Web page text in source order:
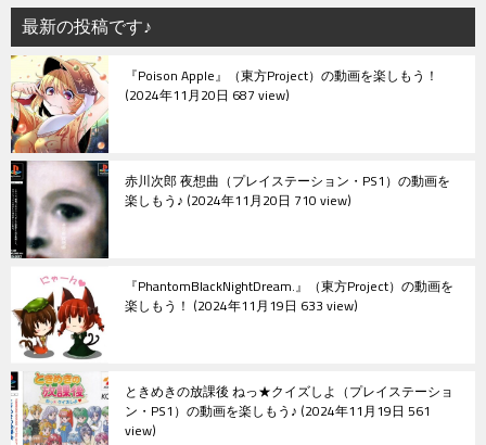
最新の投稿です♪
『Poison Apple』（東方Project）の動画を楽しもう！
2024年11月20日 687 view
赤川次郎 夜想曲（プレイステーション・PS1）の動画を
楽しもう♪ 2024年11月20日 710 view
『PhantomBlackNightDream.』（東方Project）の動画を
楽しもう！ 2024年11月19日 633 view
ときめきの放課後 ねっ★クイズしよ（プレイステーショ
ン・PS1）の動画を楽しもう♪ 2024年11月19日 561
view